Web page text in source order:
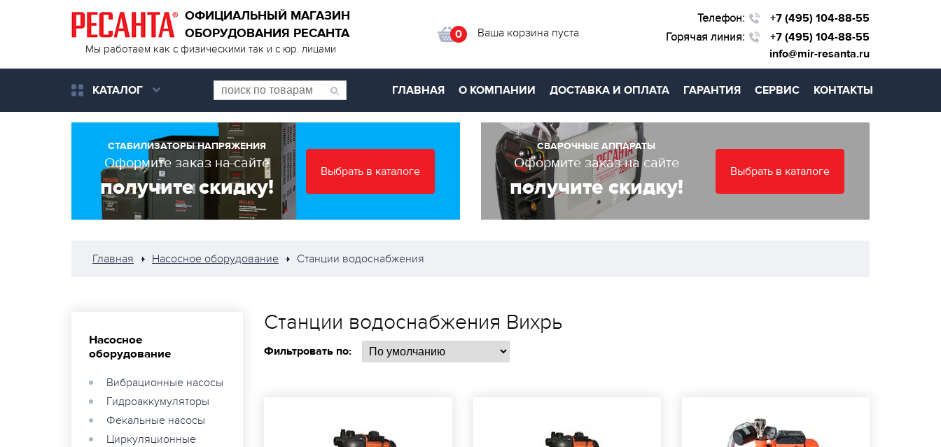
ОФИЦИАЛЬНЫЙ МАГАЗИН
ОБОРУДОВАНИЯ РЕСАНТА
Мы работаем как с физическими так и с юр. лицами
0 Ваша корзина пуста
Телефон:
+7 (495) 104-88-55
Горячая линия:
+7 (495) 104-88-55
info@mir-resanta.ru
КАТАЛОГ ГЛАВНАЯ О КОМПАНИИ ДОСТАВКА И ОПЛАТА ГАРАНТИЯ СЕРВИС КОНТАКТЫ
СТАБИЛИЗАТОРЫ НАПРЯЖЕНИЯ
Оформите заказ на сайте
получите скидку!
Выбрать в каталоге
СВАРОЧНЫЕ АППАРАТЫ
Оформите заказ на сайте
получите скидку!
Выбрать в каталоге
Главная Насосное оборудование Станции водоснабжения
Насосное
оборудование
Вибрационные насосы
Гидроаккумуляторы
Фекальные насосы
Циркуляционные
Станции водоснабжения Вихрь
Фильтровать по: